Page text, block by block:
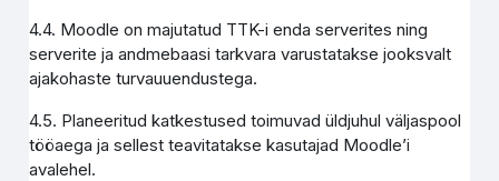
4.4. Moodle on majutatud TTK-i enda serverites ning
serverite ja andmebaasi tarkvara varustatakse jooksvalt
ajakohaste turvauuendustega.
4.5. Planeeritud katkestused toimuvad üldjuhul väljaspool
tööaega ja sellest teavitatakse kasutajad Moodle’i
avalehel.